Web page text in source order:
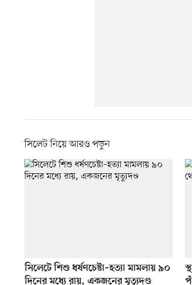
সিলেট নিয়ে আরও পড়ুন
সিলেটে শিশু ধর্ষণচেষ্টা–হত্যা মামলায় ৯০
দিনের মধ্যে রায়, একজনের মৃত্যুদণ্ড